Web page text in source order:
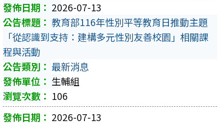
2026-07-13
教育部116年性別平等教育日推動主題
「從認識到支持：建構多元性別友善校園」相關課
程與活動
最新消息
生輔組
106
2026-07-13